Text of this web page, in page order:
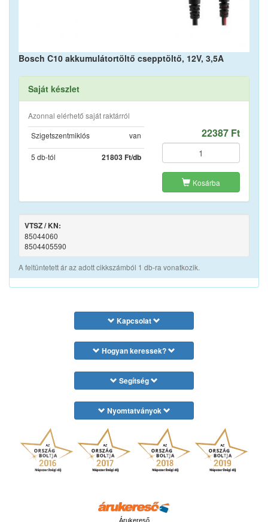
Bosch C10 akkumulátortöltő csepptöltő, 12V, 3,5A
Saját készlet
Azonnal elérhető saját raktárról
Szigetszentmiklós
van
5 db-tól 21803 Ft/db
22387 Ft
Kosárba
VTSZ / KN:
85044060
8504405590
A feltüntetett ár az adott cikkszámból 1 db-ra vonatkozik.
Kapcsolat
Hogyan keressek?
Segítség
Nyomtatványok
Árukereső